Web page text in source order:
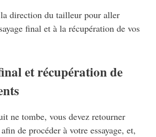
direction du tailleur pour aller
final et à la récupération de vos
et récupération de
ne tombe, vous devez retourner
de procéder à votre essayage, et,